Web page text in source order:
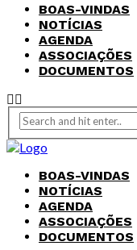
BOAS-VINDAS
NOTÍCIAS
AGENDA
ASSOCIAÇÕES
DOCUMENTOS
BOAS-VINDAS
NOTÍCIAS
AGENDA
ASSOCIAÇÕES
DOCUMENTOS